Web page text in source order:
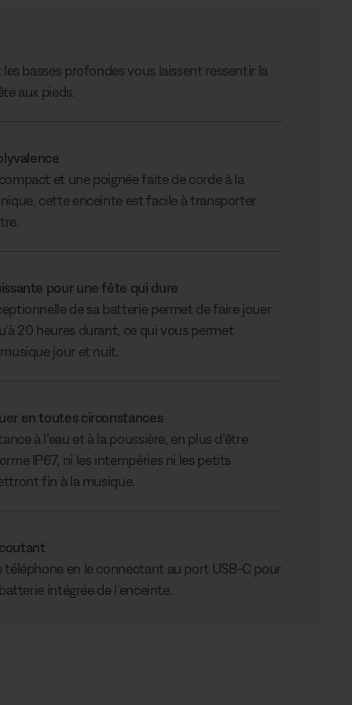
basses profondes vous laissent ressentir la
aux pieds.
et une poignée faite de corde à la
cette enceinte est facile à transporter
pour une fête qui dure
de sa batterie permet de faire jouer
20 heures durant, ce qui vous permet
jour et nuit.
en toutes circonstances
à l’eau et à la poussière, en plus d’être
IP67, ni les intempéries ni les petits
fin à la musique.
téléphone en le connectant au port USB-C pour
intégrée de l’enceinte.